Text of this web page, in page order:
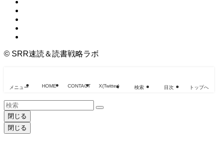
© SRR速読＆読書戦略ラボ
メニュー HOME CONTACT X(Twitter) 検索 目次 トップへ
閉じる
閉じる